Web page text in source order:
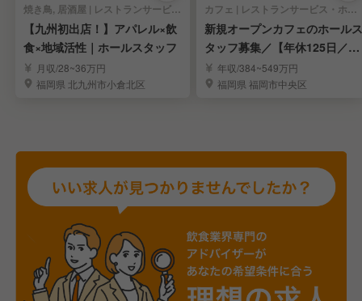
焼き鳥, 居酒屋 | レストランサービス・ホールスタッフ
【九州初出店！】アパレル×飲
食×地域活性｜ホールスタッフ
月収/28~36万円
福岡県 北九州市小倉北区
カフェ | レストランサービス・ホールスタッフ
新規オープンカフェのホールス
タッフ募集／【年休125日／完
全週休2日制】
年収/384~549万円
福岡県 福岡市中央区